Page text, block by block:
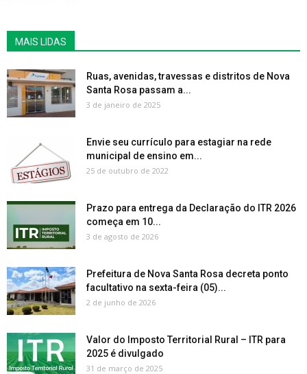
MAIS LIDAS
Ruas, avenidas, travessas e distritos de Nova
Santa Rosa passam a...
3 de janeiro de 2025
Envie seu currículo para estagiar na rede
municipal de ensino em...
25 de outubro de 2022
Prazo para entrega da Declaração do ITR 2026
começa em 10...
3 de agosto de 2026
Prefeitura de Nova Santa Rosa decreta ponto
facultativo na sexta-feira (05)...
2 de junho de 2026
Valor do Imposto Territorial Rural – ITR para
2025 é divulgado
31 de março de 2025